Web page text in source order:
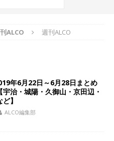
ALCO 週刊ALCO
年6月22日～6月28日まとめ
宇治・城陽・久御山・京田辺・
】
ALCO編集部